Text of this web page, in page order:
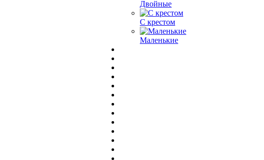
Двойные
С крестом
Маленькие